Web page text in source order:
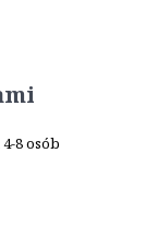
8 osób